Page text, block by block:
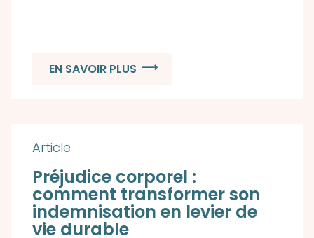
EN SAVOIR PLUS
Préjudice corporel :
comment transformer son
indemnisation en levier de
vie durable